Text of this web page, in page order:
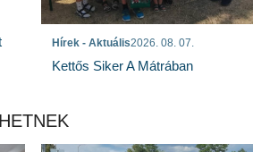
Hírek - Aktuális2026. 08. 07.
Kettős Siker A Mátrában